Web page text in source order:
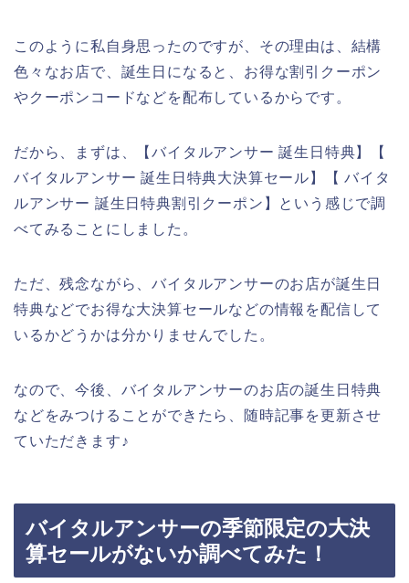
このように私自身思ったのですが、その理由は、結構
色々なお店で、誕生日になると、お得な割引クーポン
やクーポンコードなどを配布しているからです。
だから、まずは、【バイタルアンサー 誕生日特典】【
バイタルアンサー 誕生日特典大決算セール】【 バイタ
ルアンサー 誕生日特典割引クーポン】という感じで調
べてみることにしました。
ただ、残念ながら、バイタルアンサーのお店が誕生日
特典などでお得な大決算セールなどの情報を配信して
いるかどうかは分かりませんでした。
なので、今後、バイタルアンサーのお店の誕生日特典
などをみつけることができたら、随時記事を更新させ
ていただきます♪
バイタルアンサーの季節限定の大決
算セールがないか調べてみた！